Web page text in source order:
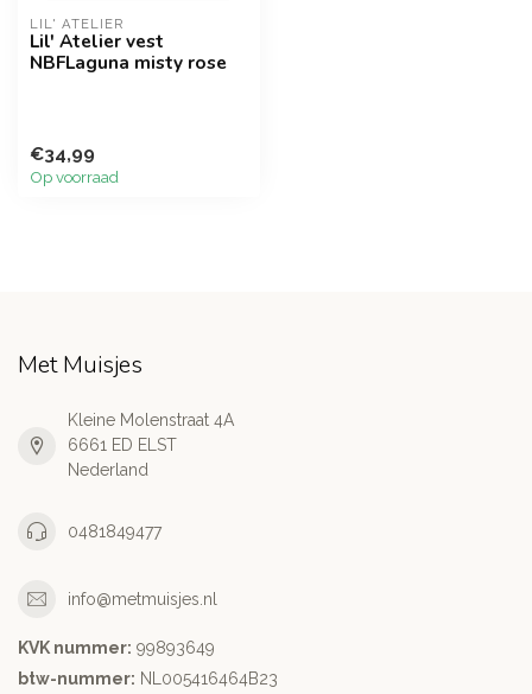
LIL' ATELIER
Lil' Atelier vest
NBFLaguna misty rose
€34,99
Op voorraad
Met Muisjes
Kleine Molenstraat 4A
6661 ED ELST
Nederland
0481849477
info@metmuisjes.nl
KVK nummer: 99893649
btw-nummer: NL005416464B23